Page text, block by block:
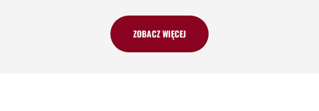
ZOBACZ WIĘCEJ